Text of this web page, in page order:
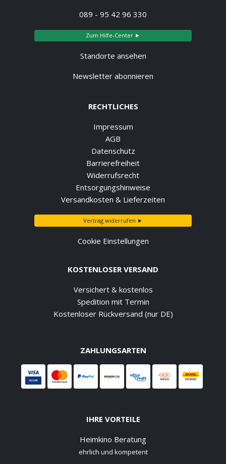
089 - 95 42 96 330
Zum Hilfe-Center ►
Standorte ansehen
Newsletter abonnieren
RECHTLICHES
Impressum
AGB
Datenschutz
Barrierefreiheit
Widerrufsrecht
Entsorgungshinweise
Versandkosten & Lieferzeiten
Vertrag widerrufen ►
Cookie Einstellungen
KOSTENLOSER VERSAND
Versichert & kostenlos
Spedition mit Termin
Kostenloser Rückversand (nur DE)
ZAHLUNGSARTEN
IHRE VORTEILE
Heimkino Beratung
ehrlich und kompetent